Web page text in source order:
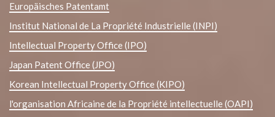
Europäisches Patentamt
Institut National de La Propriété Industrielle (INPI)
Intellectual Property Office (IPO)
Japan Patent Office (JPO)
Korean Intellectual Property Office (KIPO)
l'organisation Africaine de la Propriété intellectuelle (OAPI)